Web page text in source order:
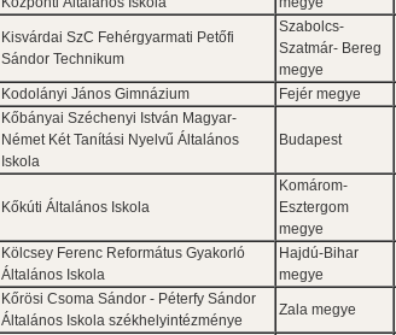
Kisvárdai SzC Fehérgyarmati Petőfi
Sándor Technikum
Szabolcs-
Szatmár- Bereg
megye
Kodolányi János Gimnázium Fejér megye
Kőbányai Széchenyi István Magyar-
Német Két Tanítási Nyelvű Általános
Iskola
Budapest
Kőkúti Általános Iskola
Komárom-
Esztergom
megye
Kölcsey Ferenc Református Gyakorló
Általános Iskola
Hajdú-Bihar
megye
Kőrösi Csoma Sándor - Péterfy Sándor
Általános Iskola székhelyintézménye
Zala megye